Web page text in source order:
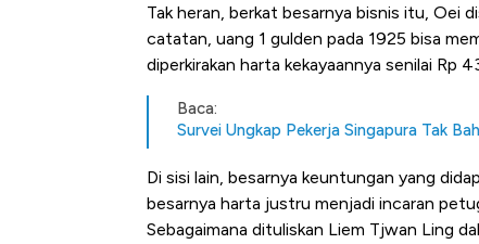
Tak heran, berkat besarnya bisnis itu, Oei
catatan, uang 1 gulden pada 1925 bisa
diperkirakan harta kekayaannya senilai Rp
Baca:
Survei Ungkap Pekerja Singapura Tak
Di sisi lain, besarnya keuntungan yang
besarnya harta justru menjadi incaran
Sebagaimana dituliskan Liem Tjwan Ling